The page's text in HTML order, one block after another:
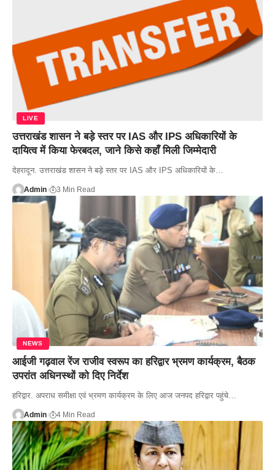
LIVE
उत्तराखंड शासन ने बड़े स्तर पर IAS और IPS अधिकारियों के
दायित्व में किया फेरबदल, जाने किसे कहाँ मिली जिम्मेदारी
देहरादून. उत्तराखंड शासन ने बड़े स्तर पर IAS और IPS अधिकारियों के…
Admin 3 Min Read
NEWS
आईजी गढ़वाल रेंज राजीव स्वरूप का हरिद्वार भ्रमण कार्यक्रम, बैठक
उपरांत अधिनस्थों को दिए निर्देश
हरिद्वार. अपराध समीक्षा एवं भ्रमण कार्यक्रम के लिए आज जनपद हरिद्वार पहुंचे…
Admin 4 Min Read